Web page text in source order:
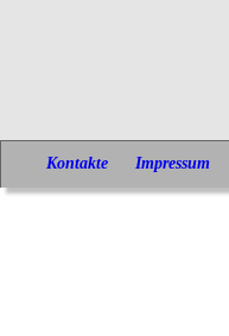
Kontakte Impressum